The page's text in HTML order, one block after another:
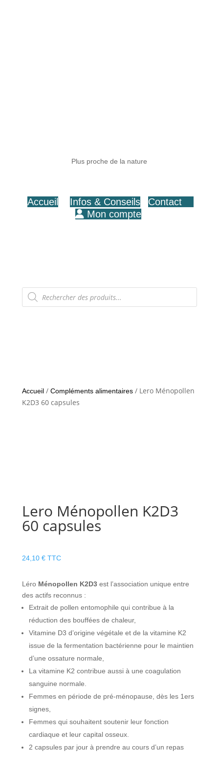
Plus proche de la nature
Accueil Infos & Conseils
Contact
Mon compte
Recherche
de
produits
Accueil/ Compléments alimentaires/ Lero Ménopollen
K2D3 60 capsules
Lero Ménopollen K2D3
60 capsules
24,10 € TTC
Léro Ménopollen K2D3est l’association unique entre
des actifs reconnus :
Extrait de pollen entomophile qui contribue à la
réduction des bouffées de chaleur,
Vitamine D3 d’origine végétale et de la vitamine K2
issue de la fermentation bactérienne pour le maintien
d’une ossature normale,
La vitamine K2 contribue aussi à une coagulation
sanguine normale.
Femmes en période de pré-ménopause, dès les 1ers
signes,
Femmes qui souhaitent soutenir leur fonction
cardiaque et leur capital osseux.
2 capsules par jour à prendre au cours d’un repas